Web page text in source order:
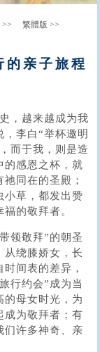
>> 繁體版 >>
亲子旅程
，越来越成为我
李白“举杯邀明
而于我，则是造
的感恩之杯，就
同在的圣殿；
小草，都发出赞
的敬拜者。
领敬拜”的朝圣
从绕膝娇女，长
间表的差异，
行约会”成为当
的母女时光，为
成为敬拜者；有
们许多神奇、亲